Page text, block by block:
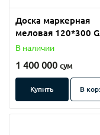
Доска маркерная
меловая 120*300
В наличии
1 400 000 сум
Купить В